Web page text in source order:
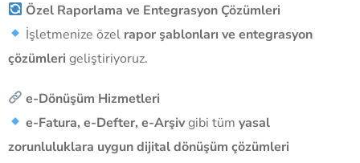
Özel Raporlama ve Entegrasyon Çözümleri
İşletmenize özel rapor şablonları ve entegrasyon
çözümleri geliştiriyoruz.
e-Dönüşüm Hizmetleri
e-Fatura, e-Defter, e-Arşivgibi tümyasal
zorunluluklara uygun dijital dönüşüm çözümleri